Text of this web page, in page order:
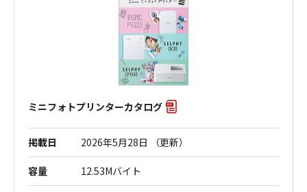
ミニフォトプリンターカタログ
掲載日 2026年5月28日 （更新）
容量 12.53Mバイト